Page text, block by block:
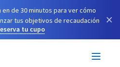
en de 30 minutos para ver cómo
tus objetivos de recaudación
tu cupo
×